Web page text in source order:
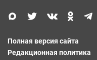
Полная версия сайта
Редакционная политика